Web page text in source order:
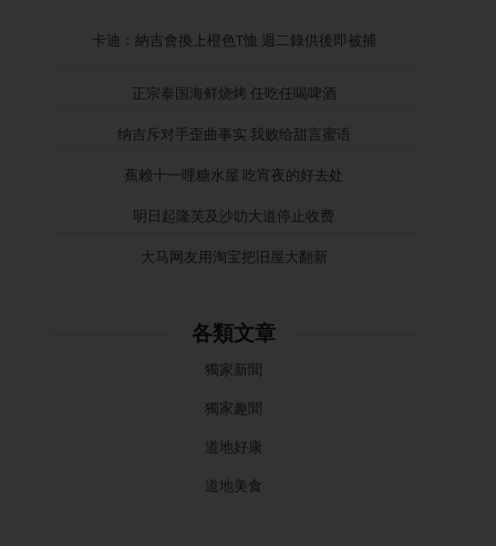
卡迪：納吉會換上橙色T恤 週二錄供後即被捕
正宗泰国海鲜烧烤 任吃任喝啤酒
纳吉斥对手歪曲事实 我败给甜言蜜语
蕉赖十一哩糖水屋 吃宵夜的好去处
明日起隆芙及沙叻大道停止收费
大马网友用淘宝把旧屋大翻新
各類文章
獨家新聞
獨家趣聞
道地好康
道地美食